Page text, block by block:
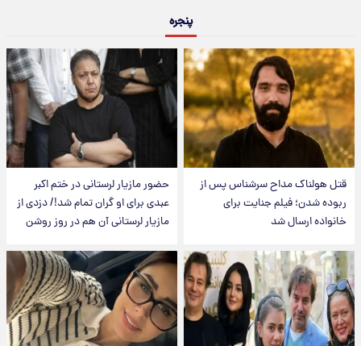
پنجره
قتل هولناک مداح سرشناس پس از
ربوده شدن؛ فیلم جنایت برای
خانواده ارسال شد
حضور مازیار لرستانی در ختم اکبر
عبدی برای او گران تمام شد!/ دزدی از
مازیار لرستانی آن هم در روز روشن